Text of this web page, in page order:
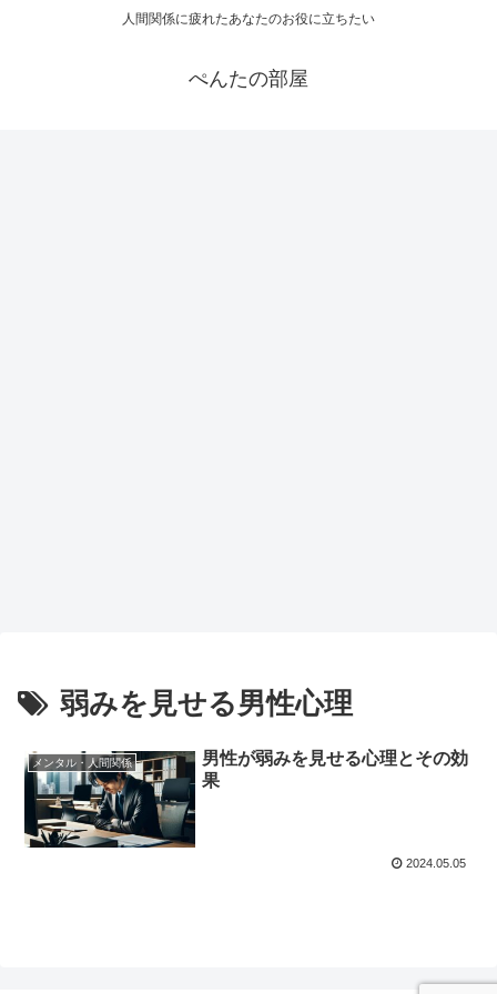
人間関係に疲れたあなたのお役に立ちたい
ぺんたの部屋
弱みを見せる男性心理
メンタル・人間関係
男性が弱みを見せる心理とその効
果
2024.05.05